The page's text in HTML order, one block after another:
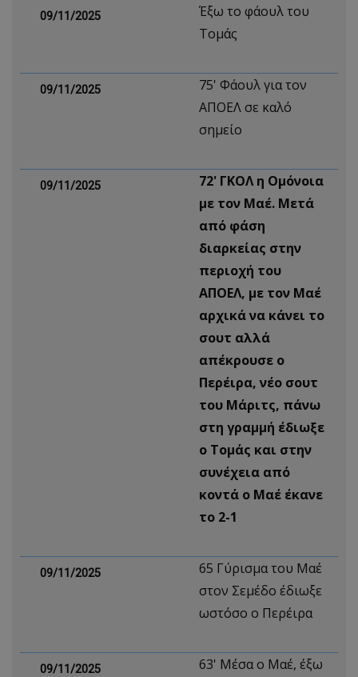
09/11/2025
Έξω το φάουλ του
Τομάς
09/11/2025
75' Φάουλ για τον
ΑΠΟΕΛ σε καλό
σημείο
09/11/2025
72' ΓΚΟΛ η Ομόνοια
με τον Μαέ. Μετά
από φάση
διαρκείας στην
περιοχή του
ΑΠΟΕΛ, με τον Μαέ
αρχικά να κάνει το
σουτ αλλά
απέκρουσε ο
Περέιρα, νέο σουτ
του Μάριτς, πάνω
στη γραμμή έδιωξε
ο Τομάς και στην
συνέχεια από
κοντά ο Μαέ έκανε
το 2-1
09/11/2025
65 Γύρισμα του Μαέ
στον Σεμέδο έδιωξε
ωστόσο ο Περέιρα
09/11/2025
63' Μέσα ο Μαέ, έξω